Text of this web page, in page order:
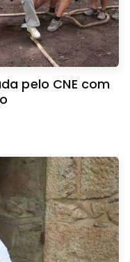
CNE com